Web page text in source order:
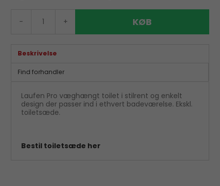
- + KØB
Beskrivelse
Find forhandler
Laufen Pro væghængt toilet i stilrent og enkelt
design der passer ind i ethvert badeværelse. Ekskl.
toiletsæde.
Bestil toiletsæde her